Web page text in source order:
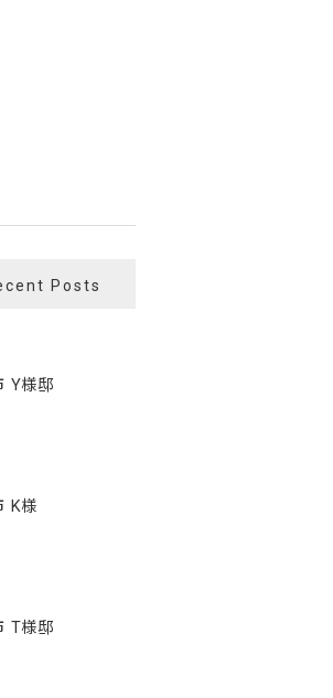
Posts
Y様邸
K様
T様邸